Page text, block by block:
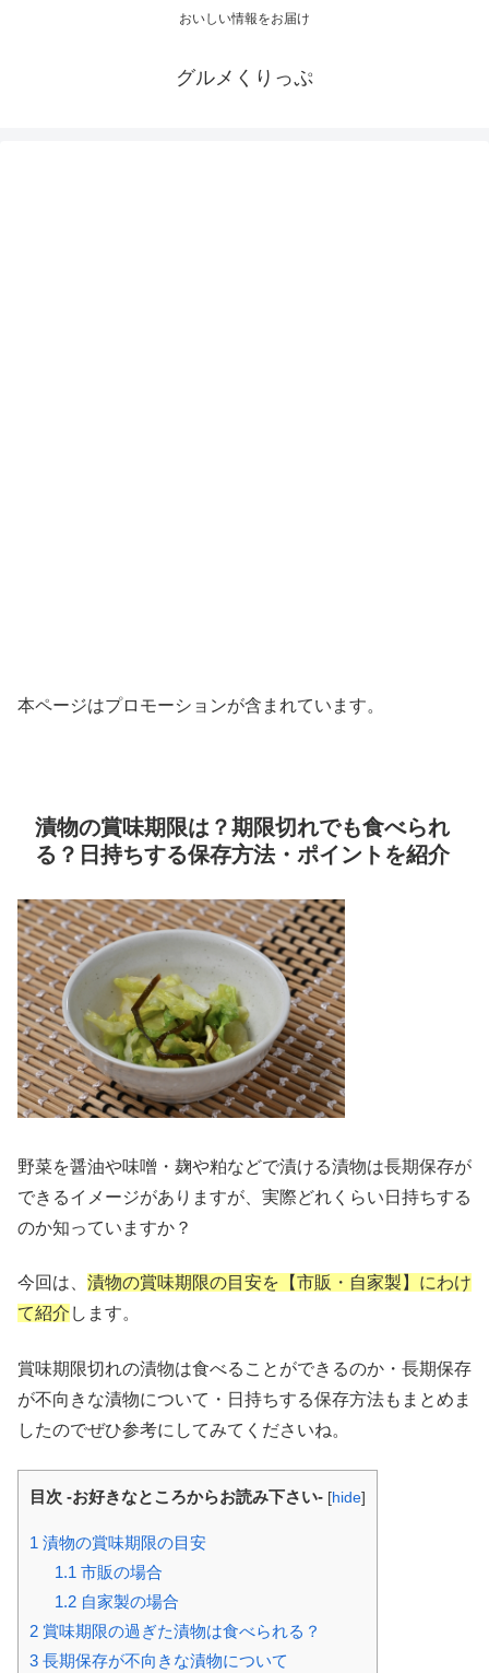
おいしい情報をお届け
グルメくりっぷ
本ページはプロモーションが含まれています。
漬物の賞味期限は？期限切れでも食べられ
る？日持ちする保存方法・ポイントを紹介
野菜を醤油や味噌・麹や粕などで漬ける漬物は長期保存が
できるイメージがありますが、実際どれくらい日持ちする
のか知っていますか？
今回は、 漬物の賞味期限の目安を【市販・自家製】にわけ
て紹介 します。
賞味期限切れの漬物は食べることができるのか・長期保存
が不向きな漬物について・日持ちする保存方法もまとめま
したのでぜひ参考にしてみてくださいね。
目次 -お好きなところからお読み下さい- [hide]
1 漬物の賞味期限の目安
1.1市販の場合
1.2自家製の場合
2 賞味期限の過ぎた漬物は食べられる？
3 長期保存が不向きな漬物について